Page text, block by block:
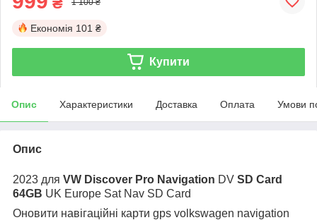
Економія 101 ₴
Купити
Опис Характеристики Доставка Оплата Умови
Опис
2023 для VW Discover Pro Navigation DV SD Card
64GB UK Europe Sat Nav SD Card
Оновити навігаційні карти gps volkswagen navigation